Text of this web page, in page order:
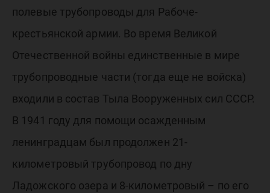
полевые трубопроводы для Рабоче-
крестьянской армии. Во время Великой
Отечественной войны единственные в мире
трубопроводные части (тогда еще не войска)
входили в состав Тыла Вооруженных сил СССР.
В 1941 году для помощи осажденным
ленинградцам был продолжен 21-
километровый трубопровод по дну
Ладожского озера и 8-километровый – по его